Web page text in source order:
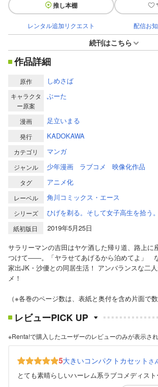
推し本棚
レンタル追加リクエスト 配信お
続刊はこちら
作品詳細
原作 しめさば
キャラクタ
ー原案
ぶーた
漫画 足立いまる
発行 KADOKAWA
カテゴリ マンガ
ジャンル 少年漫画 ラブコメ 映像化作品
タグ アニメ化
レーベル 角川コミックス・エース
シリーズ ひげを剃る。そして女子高生を拾う。
紙初版日
2019年5月25日
サラリーマンの吉田はヤケ酒した帰り道、路上に
つけて――。「ヤラせてあげるから泊めてよ」
家出JK・沙優との同居生活！ アンバランスな二
メ！
（※各巻のページ数は、表紙と奥付を含め片面で数
レビューPICK UP
※Renta!で購入したユーザーのレビューのみが表示さ
5大きいコンパクトカセット さ
とても素晴らしいハーレム系ラブコメディス